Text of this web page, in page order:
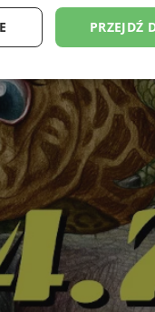
PRZEJDŹ
Funkcjonalność
internetowej, takich jak
korzystać ze strony